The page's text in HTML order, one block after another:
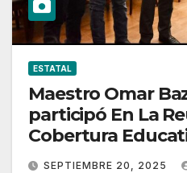
ESTATAL
Maestro Omar
participó En La
Cobertura
Media Superior
SEPTIEMBRE 20, 2025